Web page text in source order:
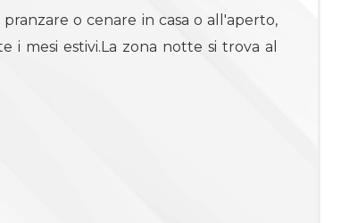
o cenare in casa o all'aperto,
mesi estivi.La zona notte si trova al